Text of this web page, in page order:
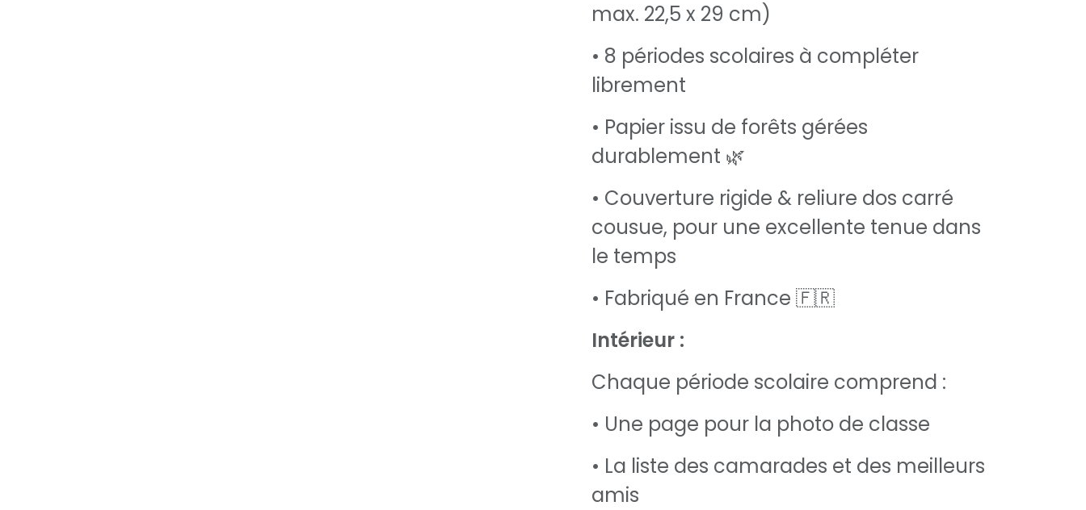
max. 22,5 x 29 cm)
• 8 périodes scolaires à compléter
librement
• Papier issu de forêts gérées
durablement 🌿
• Couverture rigide & reliure dos carré
cousue, pour une excellente tenue dans
le temps
• Fabriqué en France 🇫🇷
Intérieur :
Chaque période scolaire comprend :
• Une page pour la photo de classe
• La liste des camarades et des meilleurs
amis